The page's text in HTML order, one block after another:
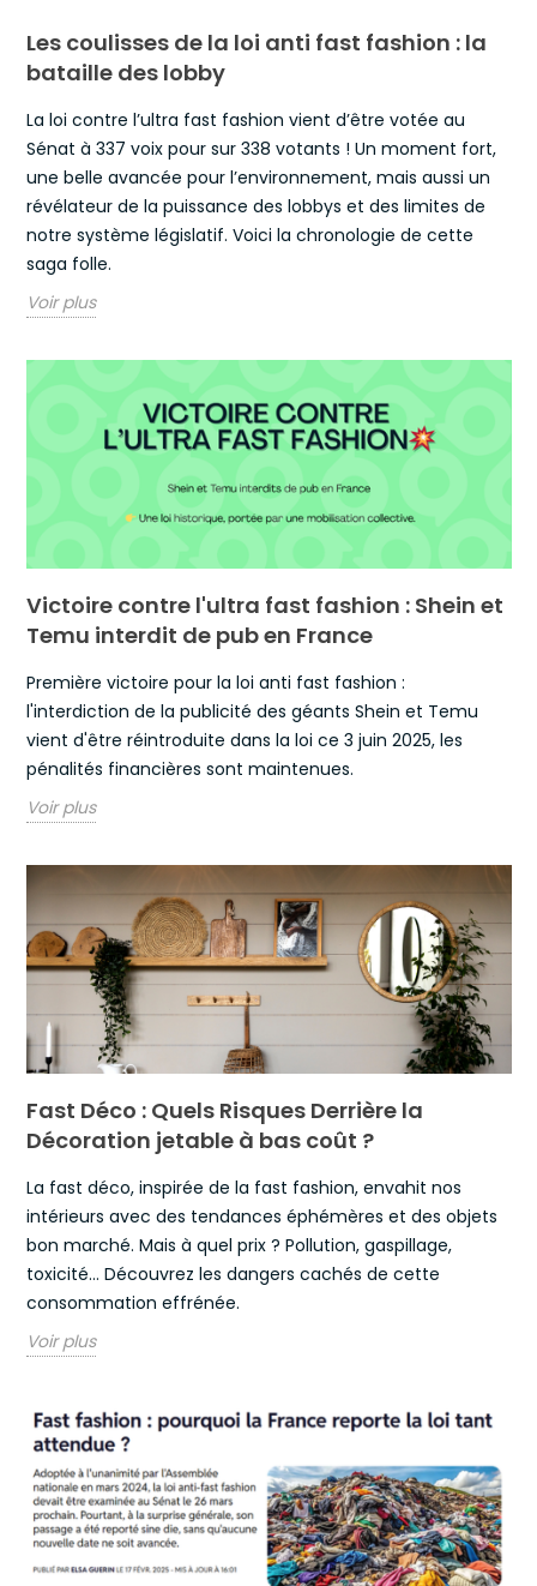
Les coulisses de la loi anti fast fashion : la
bataille des lobby
La loi contre l’ultra fast fashion vient d’être votée au
Sénat à 337 voix pour sur 338 votants ! Un moment fort,
une belle avancée pour l’environnement, mais aussi un
révélateur de la puissance des lobbys et des limites de
notre système législatif. Voici la chronologie de cette
saga folle.
Voir plus
Victoire contre l'ultra fast fashion : Shein et
Temu interdit de pub en France
Première victoire pour la loi anti fast fashion :
l'interdiction de la publicité des géants Shein et Temu
vient d'être réintroduite dans la loi ce 3 juin 2025, les
pénalités financières sont maintenues.
Voir plus
Fast Déco : Quels Risques Derrière la
Décoration jetable à bas coût ?
La fast déco, inspirée de la fast fashion, envahit nos
intérieurs avec des tendances éphémères et des objets
bon marché. Mais à quel prix ? Pollution, gaspillage,
toxicité… Découvrez les dangers cachés de cette
consommation effrénée.
Voir plus
Ensemble, défendons la
consommation engagée !